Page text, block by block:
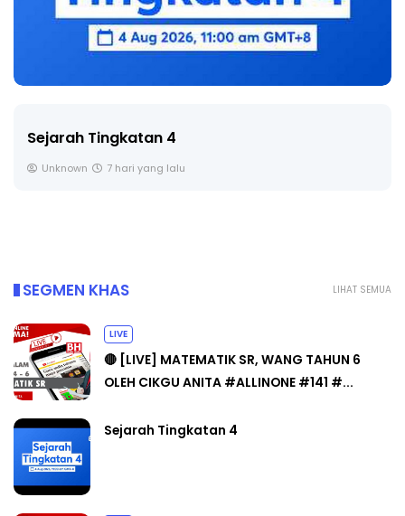
🔴 [LIVE] PRINSIP PERAKAUNAN, BEDAH TUNTAS
LIHAT SEMUA
SEGMEN KHAS
LIVE
🔴 [LIVE] MATEMATIK SR, WANG TAHUN 6
OLEH CIKGU ANITA #ALLINONE #141 #...
Sejarah Tingkatan 4